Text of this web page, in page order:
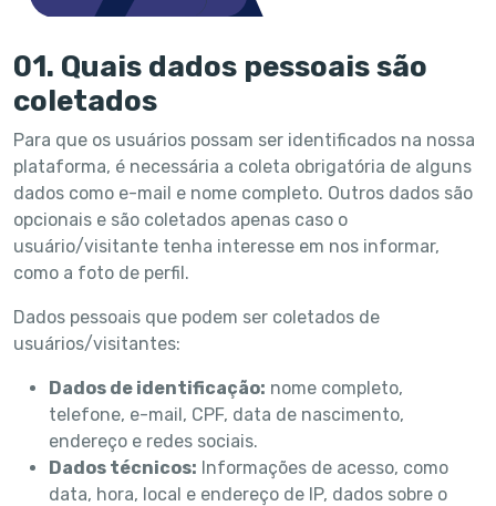
01. Quais dados pessoais são
coletados
Para que os usuários possam ser identificados na nossa
plataforma, é necessária a coleta obrigatória de alguns
dados como e-mail e nome completo. Outros dados são
opcionais e são coletados apenas caso o
usuário/visitante tenha interesse em nos informar,
como a foto de perfil.
Dados pessoais que podem ser coletados de
usuários/visitantes:
Dados de identificação: nome completo,
telefone, e-mail, CPF, data de nascimento,
endereço e redes sociais.
Dados técnicos: Informações de acesso, como
data, hora, local e endereço de IP, dados sobre o